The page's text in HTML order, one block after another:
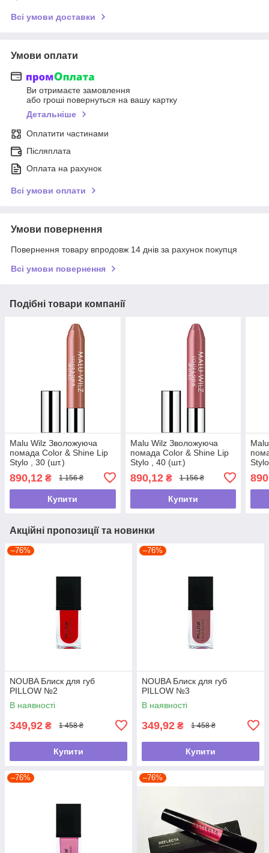
Всі умови доставки
Умови оплати
Ви отримаєте замовлення
або гроші повернуться на вашу картку
Детальніше
Оплатити частинами
Післяплата
Оплата на рахунок
Всі умови оплати
Умови повернення
Повернення товару впродовж 14 днів за рахунок покупця
Всі умови повернення
Подібні товари компанії
Malu Wilz Зволожуюча
помада Color & Shine Lip
Stylo , 30 (шт.)
890,12 ₴ 1 156 ₴
Купити
Malu Wilz Зволожуюча
помада Color & Shine Lip
Stylo , 40 (шт.)
890,12₴ 1 156 ₴
Купити
Акційні пропозиції та новинки
–76%
NOUBA Блиск для губ
PILLOW №2
В наявності
349,92 ₴ 1 458 ₴
Купити
–76%
NOUBA Блиск для губ
PILLOW №3
В наявності
349,92 ₴ 1 458 ₴
Купити
–76% –76%